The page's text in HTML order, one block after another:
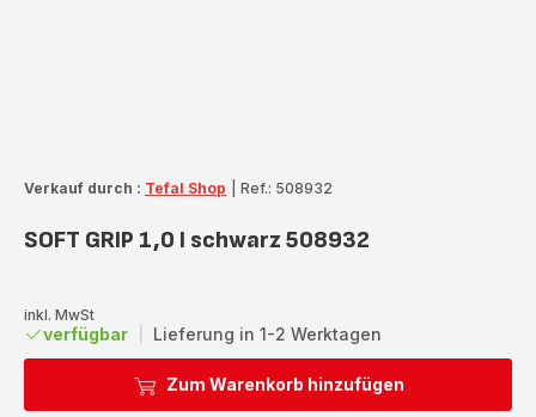
Verkauf durch : Tefal Shop Ref.: 508932
SOFT GRIP 1,0 l schwarz 508932
inkl. MwSt
verfügbar Lieferung in 1-2 Werktagen
Zum Warenkorb hinzufügen